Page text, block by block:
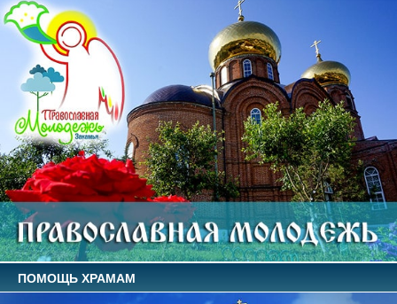
ПОМОЩЬ ХРАМАМ